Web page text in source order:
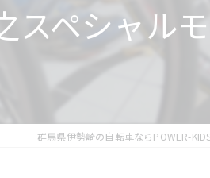
ペシャルモ
群馬県伊勢崎の自転車ならPOWER-